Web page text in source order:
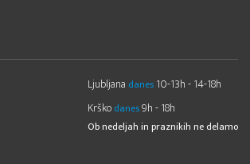
Ljubljana danes 10-13h - 14-18h
Krško danes9h - 18h
Ob nedeljah in praznikih ne delamo